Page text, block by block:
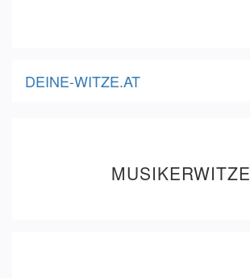
DEINE-WITZE.AT
MUSIKERWITZE